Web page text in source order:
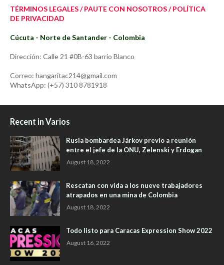
TÉRMINOS LEGALES / PAUTE CON NOSOTROS / POLÍTICA
DE PRIVACIDAD
Cúcuta - Norte de Santander - Colombia
Dirección: Calle 21 #0B-63 barrio Blanco
Correo: hangaritac214@gmail.com
WhatsApp: (+57) 310 8781918
Recent in Varios
Rusia bombardea Járkov previo a reunión
entre el jefe de la ONU, Zelenski y Erdogan
August 18, 2022
Rescatan con vida a los nueve trabajadores
atrapados en una mina de Colombia
August 18, 2022
Todo listo para Caracas Expression Show 2022
August 16, 2022